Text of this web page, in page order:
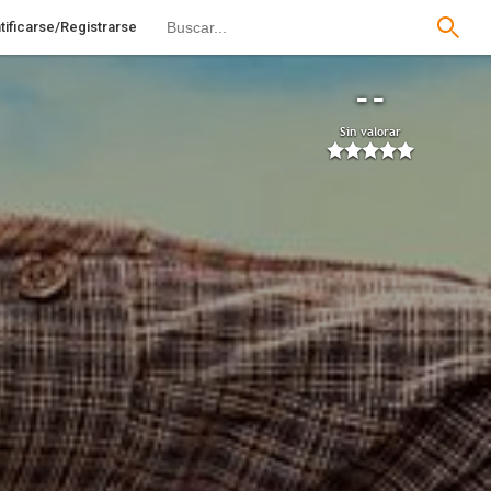
Registrarse
--
Sin valorar